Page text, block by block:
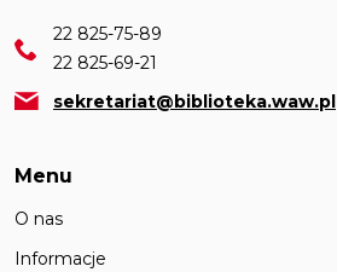
22 825-75-89
22 825-69-21
sekretariat@biblioteka.waw.pl
Menu
O nas
Informacje